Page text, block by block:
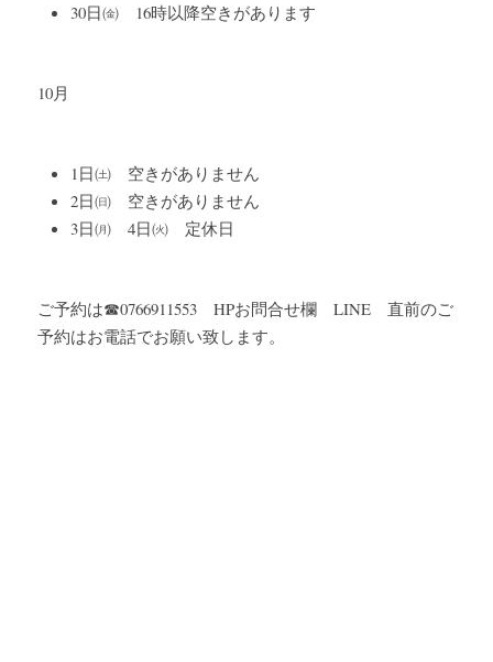
30日㈮　16時以降空きがあります
10月
1日㈯　空きがありません
2日㈰　空きがありません
3日㈪　4日㈫　定休日
ご予約は☎0766911553　HPお問合せ欄　LINE　直前のご
予約はお電話でお願い致します。